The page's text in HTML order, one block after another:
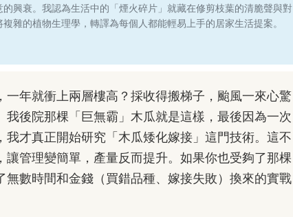
興衰。我認為生活中的「煙火碎片」就藏在修剪枝葉的清脆聲與對
雜的植物生理學，轉譯為每個人都能輕易上手的居家生活提案。
年就衝上兩層樓高？採收得搬梯子，颱風一來心驚
後院那棵「巨無霸」木瓜就是這樣，最後因為一次
才真正開始研究「木瓜矮化嫁接」這門技術。這不
管理變簡單，產量反而提升。如果你也受夠了那棵
無數時間和金錢（買錯品種、嫁接失敗）換來的實戰